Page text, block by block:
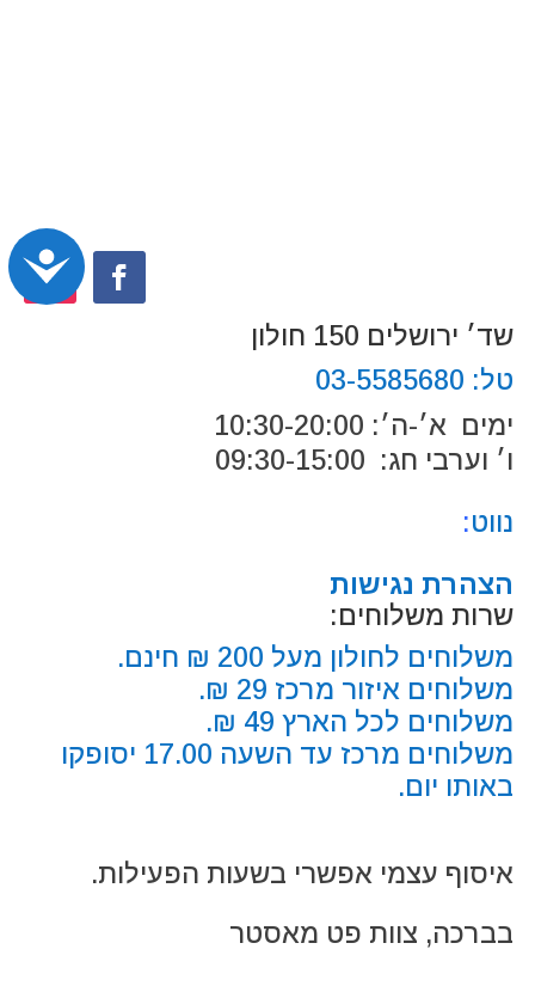
שד׳ ירושלים 150 חולון
טל: 03-5585680
ימים א׳-ה׳: 10:30-20:00
ו׳ וערבי חג: 09:30-15:00
נווט:
הצהרת נגישות
שרות משלוחים:
משלוחים לחולון מעל 200 ₪ חינם.
משלוחים איזור מרכז 29 ₪.
משלוחים לכל הארץ 49 ₪.
משלוחים מרכז עד השעה 17.00 יסופקו
באותו יום.
איסוף עצמי אפשרי בשעות הפעילות.
בברכה, צוות פט מאסטר